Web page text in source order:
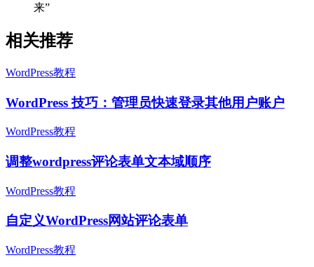
来”
相关推荐
WordPress教程
WordPress 技巧：管理员快速登录其他用户账户
WordPress教程
调整wordpress评论表单文本域顺序
WordPress教程
自定义WordPress网站评论表单
WordPress教程